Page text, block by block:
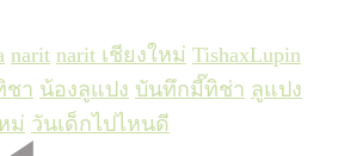
narit narit เชียงใหม่ TishaxLupin
ชา น้องลูแปง บันทึกมี๊ทิช่า ลูแปง
ม่ วันเด็กไปไหนดี